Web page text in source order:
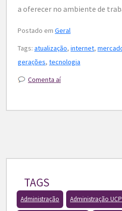
a oferecer no ambiente de
Postado em Geral
Tags: atualização, internet,
gerações, tecnologia
Comenta aí
TAGS
Administração Administração